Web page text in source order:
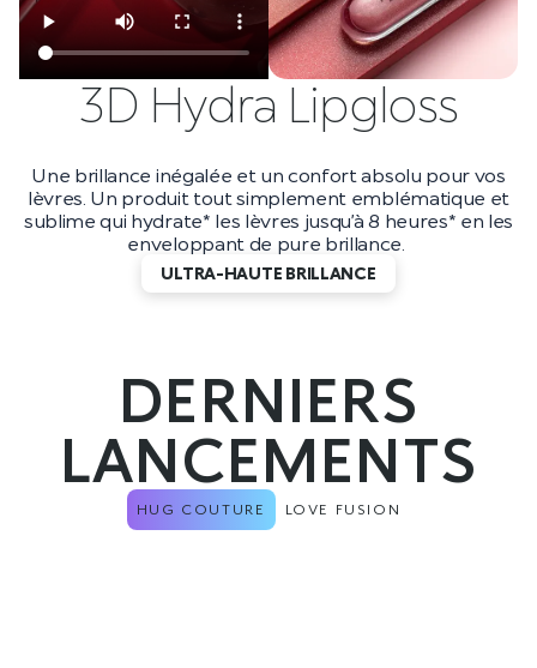
3D Hydra Lipgloss
Une brillance inégalée et un confort absolu pour vos
lèvres. Un produit tout simplement emblématique et
sublime qui hydrate* les lèvres jusqu’à 8 heures* en les
enveloppant de pure brillance.
ULTRA-HAUTE BRILLANCE
DERNIERS
LANCEMENTS
HUG COUTURE LOVE FUSION